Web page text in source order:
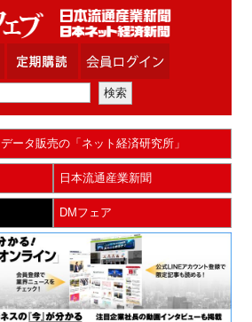
データ販売の「ネット経済研究所」
日本流通産業新聞
DMフェア